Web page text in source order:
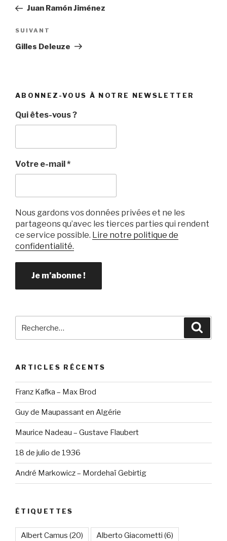
l’article
précédent
Juan Ramón Jiménez
Article
suivant
SUIVANT
Gilles Deleuze
ABONNEZ-VOUS À NOTRE NEWSLETTER
Qui êtes-vous ?
Votre e-mail*
Nous gardons vos données privées et ne les
partageons qu’avec les tierces parties qui rendent
ce service possible. Lire notre politique de
confidentialité.
ARTICLES RÉCENTS
Franz Kafka – Max Brod
Guy de Maupassant en Algérie
Maurice Nadeau – Gustave Flaubert
18 de julio de 1936
André Markowicz – Mordehaï Gebirtig
ÉTIQUETTES
Albert Camus (20) Alberto Giacometti (6)